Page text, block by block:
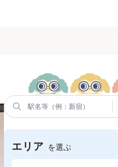
エリア を選ぶ